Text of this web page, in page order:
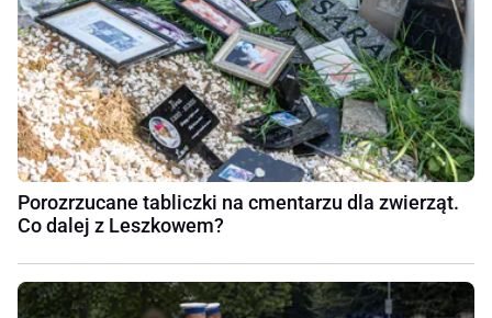
Porozrzucane tabliczki na cmentarzu dla zwierząt.
Co dalej z Leszkowem?